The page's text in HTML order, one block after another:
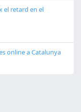
el retard en el
online a Catalunya